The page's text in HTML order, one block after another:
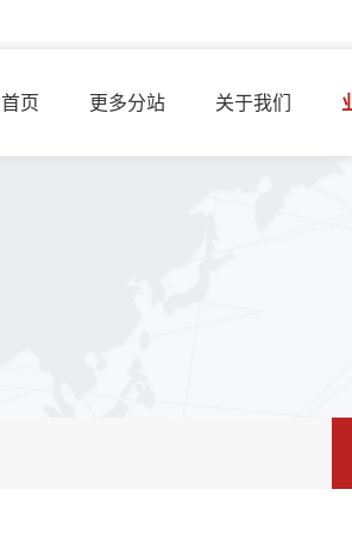
首页 更多分站 关于我们